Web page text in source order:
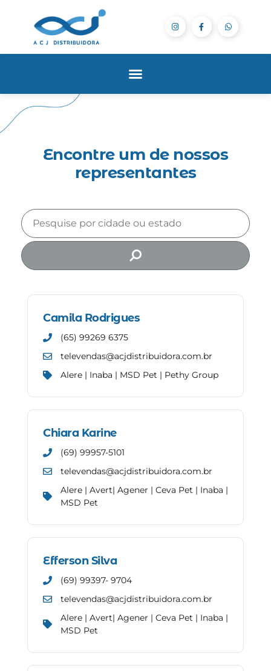
Encontre um de nossos
representantes
Camila Rodrigues
(65) 99269 6375
televendas@acjdistribuidora.com.br
Alere | Inaba | MSD Pet | Pethy Group
Chiara Karine
(69) 99957-5101
televendas@acjdistribuidora.com.br
Alere | Avert| Agener | Ceva Pet | Inaba |
MSD Pet
Efferson Silva
(69) 99397- 9704
televendas@acjdistribuidora.com.br
Alere | Avert| Agener | Ceva Pet | Inaba |
MSD Pet